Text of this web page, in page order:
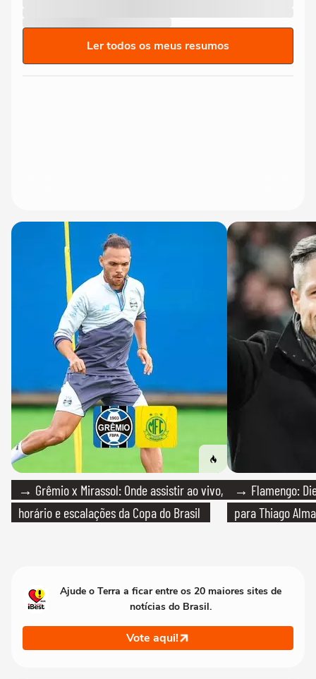
Ler todos os meus resumos
→ Grêmio x Mirassol: Onde assistir ao vivo,
horário e escalações da Copa do Brasil
→ Flamengo:
para Thiago
Ajude o Terra a ficar entre os 20 maiores sites de
notícias do Brasil.
Vote aqui!